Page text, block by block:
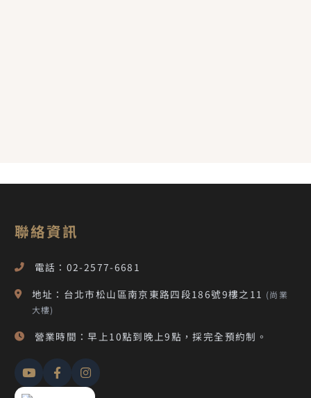
聯絡資訊
電話：02-2577-6681
地址：台北市松山區南京東路四段186號9樓之11 (尚業
大樓)
營業時間：早上10點到晚上9點，採完全預約制。